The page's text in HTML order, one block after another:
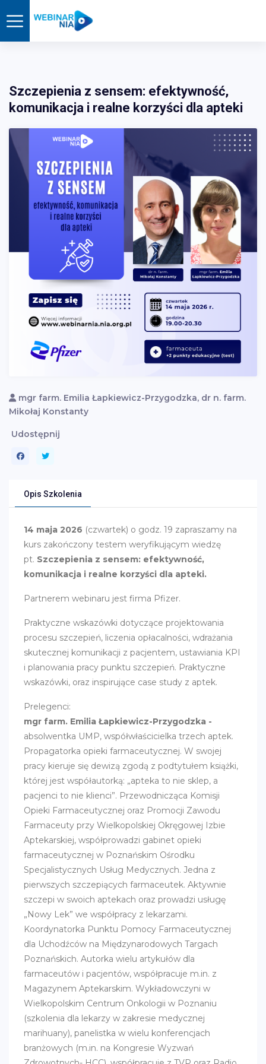
Szczepienia z sensem: efektywność,
komunikacja i realne korzyści dla apteki
mgr farm. Emilia Łapkiewicz-Przygodzka, dr n. farm.
Mikołaj Konstanty
Udostępnij
Opis Szkolenia
14 maja 2026 (czwartek) o godz. 19 zapraszamy na
kurs zakończony testem weryfikującym wiedzę
pt. Szczepienia z sensem: efektywność,
komunikacja i realne korzyści dla apteki.
Partnerem webinaru jest firma Pfizer.
Praktyczne wskazówki dotyczące projektowania
procesu szczepień, liczenia opłacalności, wdrażania
skutecznej komunikacji z pacjentem, ustawiania KPI
i planowania pracy punktu szczepień. Praktyczne
wskazówki, oraz inspirujące case study z aptek.
Prelegenci:
mgr farm. Emilia Łapkiewicz-Przygodzka -
absolwentka UMP, współwłaścicielka trzech aptek.
Propagatorka opieki farmaceutycznej. W swojej
pracy kieruje się dewizą zgodą z podtytułem książki,
której jest współautorką: „apteka to nie sklep, a
pacjenci to nie klienci”. Przewodnicząca Komisji
Opieki Farmaceutycznej oraz Promocji Zawodu
Farmaceuty przy Wielkopolskiej Okręgowej Izbie
Aptekarskiej, współprowadzi gabinet opieki
farmaceutycznej w Poznańskim Ośrodku
Specjalistycznych Usług Medycznych. Jedna z
pierwszych szczepiących farmaceutek. Aktywnie
szczepi w swoich aptekach oraz prowadzi usługę
„Nowy Lek” we współpracy z lekarzami.
Koordynatorka Punktu Pomocy Farmaceutycznej
dla Uchodźców na Międzynarodowych Targach
Poznańskich. Autorka wielu artykułów dla
farmaceutów i pacjentów, współpracuje m.in. z
Magazynem Aptekarskim. Wykładowczyni w
Wielkopolskim Centrum Onkologii w Poznaniu
(szkolenia dla lekarzy w zakresie medycznej
marihuany), panelistka w wielu konferencjach
branżowych (m.in. na Kongresie Wyzwań